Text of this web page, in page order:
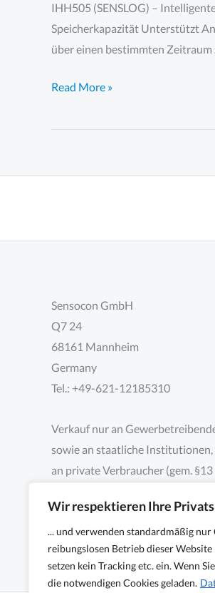
Wir respektieren Ihre
... und verwenden standardmäßig nur
reibungslosen Betrieb dieser
setzen kein Tracking etc. ein. Wenn
die notwendigen Cookies geladen.
IHH505 (SENSLOG) –
Speicherkapazität Unterstützt
über einen bestimmten
IHH505
Intelligente
Read More »
Sensocon GmbH
Q7 24
68161 Mannheim
Germany
Tel.: +49-621-12185310
Verkauf nur an
sowie an staatliche
an private Verbraucher (gem. §13